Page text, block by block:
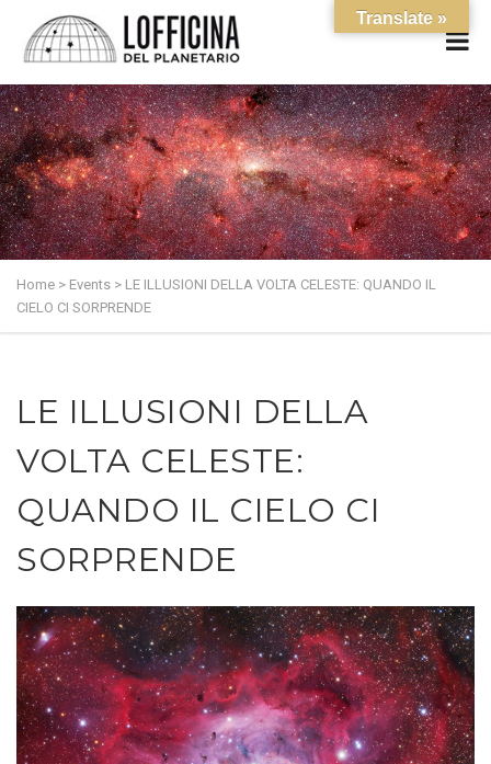
Home > Events > LE ILLUSIONI DELLA VOLTA CELESTE: QUANDO IL
CIELO CI SORPRENDE
LE ILLUSIONI DELLA
VOLTA CELESTE:
QUANDO IL CIELO CI
SORPRENDE
Translate »